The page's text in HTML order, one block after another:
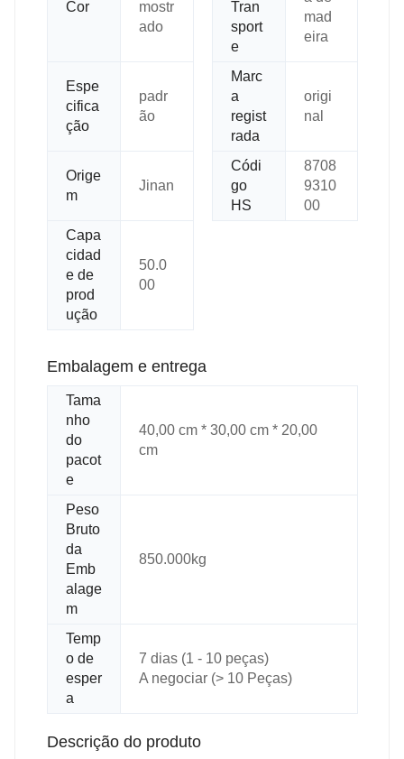
Cor
mostr
ado
Tran
sport
e
mad
eira
Espe
cifica
ção
padr
ão
Marc
a
regist
rada
origi
nal
Orige
m
Jinan
Códi
go
HS
8708
9310
00
Capa
cidad
e de
prod
ução
50.0
00
Embalagem e entrega
Tama
nho
do
pacot
e
40,00 cm * 30,00 cm * 20,00
cm
Peso
Bruto
da
Emb
alage
m
850.000kg
Temp
o de
esper
a
7 dias (1 - 10 peças)
A negociar (> 10 Peças)
Descrição do produto